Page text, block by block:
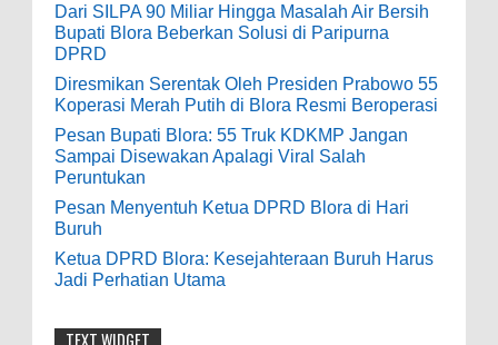
Pesan Bupati Blora: 55 Truk KDKMP Jangan
Sampai Disewakan Apalagi Viral Salah
Peruntukan
0 5-10-2026
bolehkah kami study banding di akir
bulan oktober 2020 ini ?
Anonymous:
7-3-2020
Mudah mudahan dengan jalan yang
baik bisa meningkatkan ekonomi masyarakat
sekitar. Amin
Anonymous:
Dari SILPA 90 Miliar Hingga Masalah Air Bersih
Bupati Blora Beberkan Solusi di Paripurna
DPRD
Diresmikan Serentak Oleh Presiden Prabowo 55
Koperasi Merah Putih di Blora Resmi Beroperasi
Pesan Bupati Blora: 55 Truk KDKMP Jangan
Sampai Disewakan Apalagi Viral Salah
Peruntukan
Pesan Menyentuh Ketua DPRD Blora di Hari
Buruh
Ketua DPRD Blora: Kesejahteraan Buruh Harus
Jadi Perhatian Utama
TEXT WIDGET